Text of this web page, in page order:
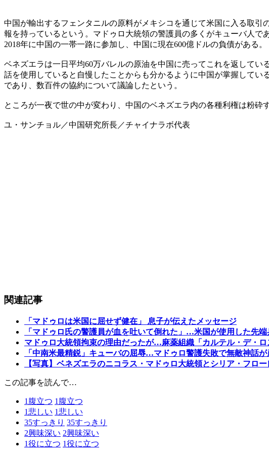
中国が輸出するフェンタニルの原料がメキシコを通じて米国に入る取
報を持っているという。マドゥロ大統領の警護員の多くがキューバ人
2018年に中国の一帯一路に参加し、中国に現在600億ドルの負債がある。
ベネズエラは一日平均60万バレルの原油を中国に売ってこれを返して
話を使用していると自慢したことからも分かるように中国が掌握して
であり、数百件の協約について議論したという。
ところが一夜で世の中が変わり、中国のベネズエラ内の各種利権は粉砕
ユ・サンチョル／中国研究所長／チャイナラボ代表
関連記事
「マドゥロは米国に屈せず健在」 息子が伝えたメッセージ
「マドゥロ氏の警護員が血を吐いて倒れた」…米国が使用した先端
マドゥロ大統領拘束の理由だったが…麻薬組織「カルテル・デ・
「中南米最精鋭」キューバの屈辱…マドゥロ警護失敗で無敵神話が
【写真】ベネズエラのニコラス・マドゥロ大統領とシリア・フロー
この記事を読んで…
1 腹立つ 1 腹立つ
1悲しい 1悲しい
35すっきり 35すっきり
2興味深い 2興味深い
1役に立つ 1役に立つ